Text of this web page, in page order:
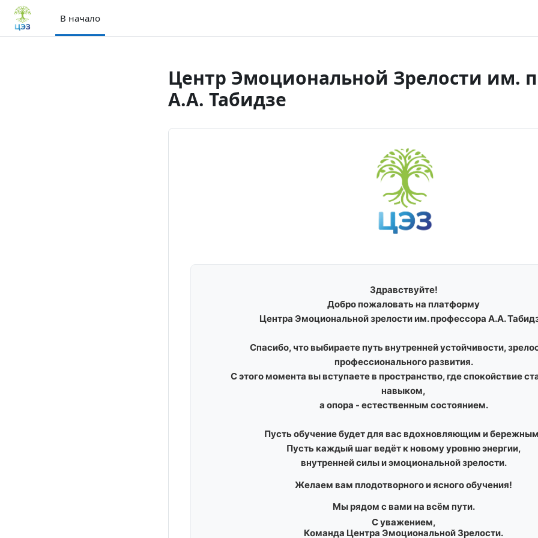
Перейти к основному содержанию
В начало
Центр Эмоциональной Зрелости им.
А.А. Табидзе
Здравствуйте!
Добро пожаловать на платформу
Центра Эмоциональной зрелости им. профессора А.А.
Спасибо, что выбираете путь внутренней устойчивости,
профессионального развития.
С этого момента вы вступаете в пространство, где спокойствие
навыком,
а опора - естественным состоянием.
Пусть обучение будет для вас вдохновляющим и
Пусть каждый шаг ведёт к новому уровню энергии,
внутренней силы и эмоциональной зрелости.
Желаем вам плодотворного и ясного обучения!
Мы рядом с вами на всём пути.
С уважением,
Команда Центра Эмоциональной Зрелости.